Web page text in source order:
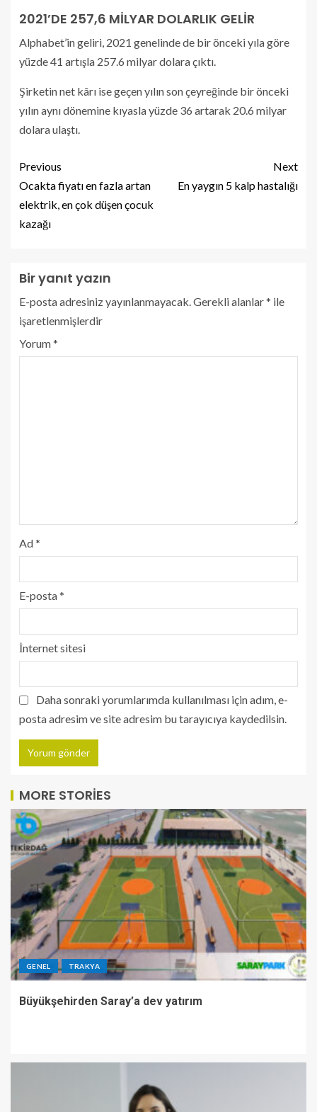
2021’DE 257,6 MİLYAR DOLARLIK GELİR
Alphabet’in geliri, 2021 genelinde de bir önceki yıla göre
yüzde 41 artışla 257.6 milyar dolara çıktı.
Şirketin net kârı ise geçen yılın son çeyreğinde bir önceki
yılın aynı dönemine kıyasla yüzde 36 artarak 20.6 milyar
dolara ulaştı.
Previous
Ocakta fiyatı en fazla artan
elektrik, en çok düşen çocuk
kazağı
Next
En yaygın 5 kalp hastalığı
Bir yanıt yazın
E-posta adresiniz yayınlanmayacak.Gerekli alanlar* ile
işaretlenmişlerdir
Yorum*
Ad*
E-posta*
İnternet sitesi
Daha sonraki yorumlarımda kullanılması için adım, e-
posta adresim ve site adresim bu tarayıcıya kaydedilsin.
MORE STORIES
GENEL TRAKYA
Büyükşehirden Saray’a dev yatırım